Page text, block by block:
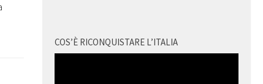
COS’È RICONQUISTARE L’ITALIA